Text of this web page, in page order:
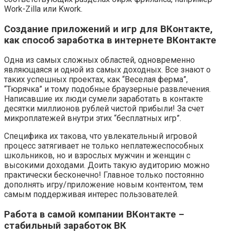
Work-Zilla или Kwork.
Создание приложений и игр для ВКонтакте,
как способ заработка в интернете ВКонтакте
Одна из самых сложных областей, одновременно
являющаяся и одной из самых доходных. Все знают о
таких успешных проектах, как “Веселая ферма”,
“Тюрячка” и тому подобные браузерные развлечения.
Написавшие их люди сумели заработать в контакте
десятки миллионов рублей чистой прибыли! За счет
микроплатежей внутри этих “бесплатных игр”.
Специфика их такова, что увлекательный игровой
процесс затягивает не только неплатежеспособных
школьников, но и взрослых мужчин и женщин с
высокими доходами. Доить такую аудиторию можно
практически бесконечно! Главное только постоянно
дополнять игру/приложение новым контентом, тем
самым поддерживая интерес пользователей.
Работа в самой компании ВКонтакте –
стабильный заработок ВК